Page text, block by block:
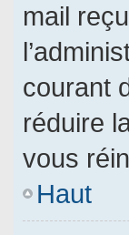
mail
courant
réduire
vous
Haut